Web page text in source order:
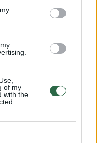
of my
with the
00:00:59
aplinkkelis:
sužalojo